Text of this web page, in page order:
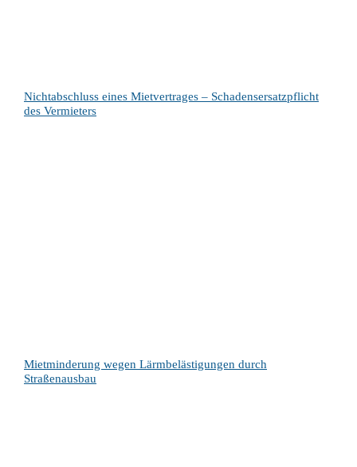
Nichtabschluss eines Mietvertrages – Schadensersatzpflicht
des Vermieters
Mietminderung wegen Lärmbelästigungen durch
Straßenausbau